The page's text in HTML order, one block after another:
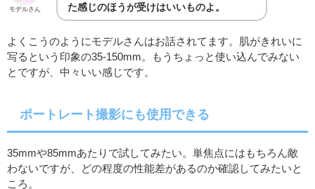
モデルさん
た感じのほうが受けはいいものよ。
よくこうのようにモデルさんはお話されてます。肌がきれいに
写るという印象の35-150mm。もうちょっと使い込んでみない
とですが、中々いい感じです。
ポートレート撮影にも使用できる
35mmや85mmあたりで試してみたい。単焦点にはもちろん敵
わないですが、どの程度の性能差があるのか確認してみたいと
ころ。